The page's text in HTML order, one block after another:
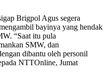
Brigpol Agus segera
bayinya yang hendak
“Saat itu pula
SMW, dan
dibantu oleh personil
NTTOnline, Jumat